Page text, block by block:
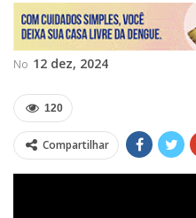
No 12 dez, 2024
120
Compartilhar